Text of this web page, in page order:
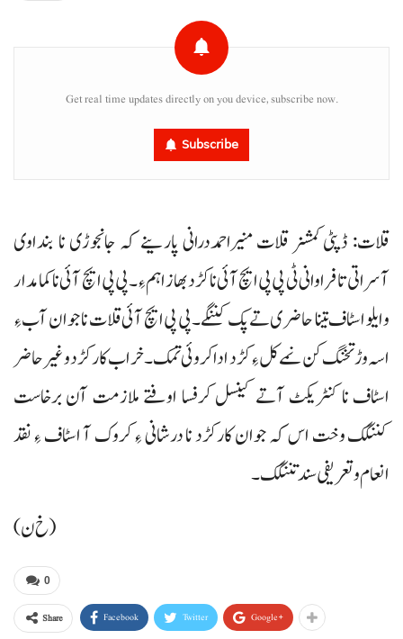
Get real time updates directly on you device, subscribe now.
Subscribe
قلات: ڈپٹی کمشنر قلات منیراحمددرانی پارینے کہ جانجوڑی نا بنداوی
آسراتی تا فراوانی ٹی پی پی ایچ آئی نا کڑد بھاز اہم ءِ۔ پی پی ایچ آئی نا کمامدار
و ایلو اسٹاف تینا حاضری تے پک کننگے۔ پی پی ایچ آئی قلات نا جوان آب ءِ
اسہ وڑ تخنگ کن نمے کل ءِ کڑد ادا کروئی تمک۔ خراب کارکڑد و غیرحاضر
اسٹاف نا کنٹریکٹ آتے کینسل کرفسا اوفتے ملازمت آن برخاست
کننگک وخت اس کہ جوان کارکڑد نا درشانی ءِ کروک آ اسٹاف ءِ نقد
انعام و تعریفی سند تننگک۔
(خ ن)
0
Share Facebook Twitter Google+